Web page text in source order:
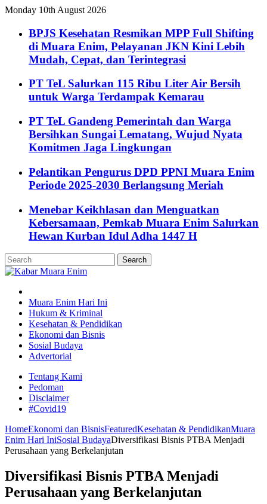
Monday 10th August 2026
BPJS Kesehatan Resmikan MPP Full Shifting
di Muara Enim, Pelayanan JKN Kini Lebih
Mudah, Cepat, dan Terintegrasi
PT TeL Salurkan 115 Ribu Liter Air Bersih
untuk Warga Terdampak Kemarau
PT TeL Gandeng Pemerintah dan Warga
Bersihkan Sungai Lematang, Wujud Nyata
Komitmen Jaga Lingkungan
Pelantikan Pengurus DPD PPNI Muara Enim
Periode 2025-2030 Berlangsung Meriah
Menebar Keikhlasan dan Menguatkan
Kebersamaan, Pemkab Muara Enim Salurkan
Hewan Kurban Idul Adha 1447 H
Muara Enim Hari Ini
Hukum & Kriminal
Kesehatan & Pendidikan
Ekonomi dan Bisnis
Sosial Budaya
Advertorial
Tentang Kami
Pedoman
Disclaimer
#Covid19
HomeEkonomi dan BisnisFeaturedKesehatan & PendidikanMuara
Enim Hari IniSosial BudayaDiversifikasi Bisnis PTBA Menjadi
Perusahaan yang Berkelanjutan
Diversifikasi Bisnis PTBA Menjadi
Perusahaan yang Berkelanjutan